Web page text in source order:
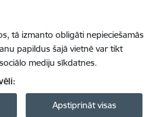
tā izmanto obligāti nepieciešamās
papildus šajā vietnē var tikt
mediju sīkdatnes.
Apstiprināt visas